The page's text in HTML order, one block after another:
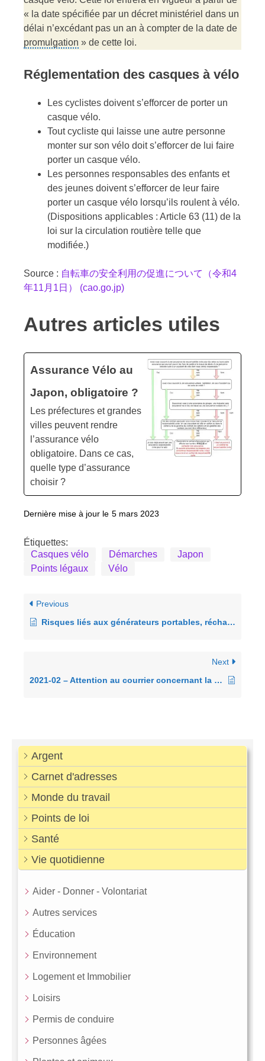
Argent
Carnet d'adresses
Monde du travail
Points de loi
Santé
Vie quotidienne
Aider - Donner - Volontariat
Autres services
Éducation
Environnement
Logement et Immobilier
Loisirs
Permis de conduire
Personnes âgées
« la date spécifiée par un décret ministériel dans un
délai n’excédant pas un an à compter de la date de
promulgation » de cette loi.
Réglementation des casques à vélo
Les cyclistes doivent s’efforcer de porter un
casque vélo.
Tout cycliste qui laisse une autre personne
monter sur son vélo doit s’efforcer de lui faire
porter un casque vélo.
Les personnes responsables des enfants et
des jeunes doivent s’efforcer de leur faire
porter un casque vélo lorsqu’ils roulent à vélo.
(Dispositions applicables : Article 63 (11) de la
loi sur la circulation routière telle que
modifiée.)
Source : 自転車の安全利用の促進について（令和4
年11月1日） (cao.go.jp)
Autres articles utiles
Assurance Vélo au
Japon, obligatoire ?
Les préfectures et grandes
villes peuvent rendre
l’assurance vélo
obligatoire. Dans ce cas,
quelle type d’assurance
choisir ?
Dernière mise à jour le 5 mars 2023
Étiquettes:
Casques vélo
Démarches
Japon
Points légaux
Vélo
Previous
Risques liés aux générateurs portables, réchauds de table, batteries portables
Next
2021-02 – Attention au courrier concernant la carte My Number